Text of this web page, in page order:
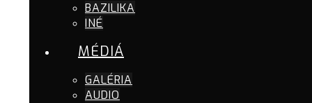
BAZILIKA
INÉ
MÉDIÁ
GALÉRIA
AUDIO